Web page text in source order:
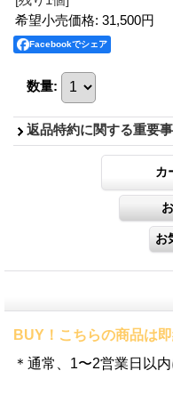
希望小売価格: 31,500円
Facebookでシェア
数量:
返品特約に関する重要
BUY！こちらの商品は即
＊通常、1〜2営業日以